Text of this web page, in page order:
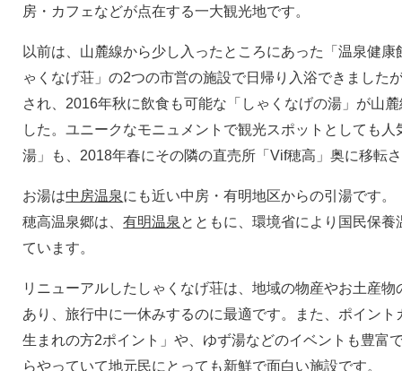
房・カフェなどが点在する一大観光地です。
以前は、山麓線から少し入ったところにあった「温泉健
ゃくなげ荘」の2つの市営の施設で日帰り入浴できました
され、2016年秋に飲食も可能な「しゃくなげの湯」が山
した。ユニークなモニュメントで観光スポットとしても人
湯」も、2018年春にその隣の直売所「Vif穂高」奥に移転
お湯は中房温泉にも近い中房・有明地区からの引湯です。
穂高温泉郷は、有明温泉 とともに、環境省により国民保
ています。
リニューアルしたしゃくなげ荘は、地域の物産やお土産
あり、旅行中に一休みするのに最適です。また、ポイン
生まれの方2ポイント」や、ゆず湯などのイベントも豊富
らやっていて地元民にとっても新鮮で面白い施設です。